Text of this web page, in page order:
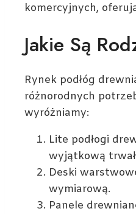
komercyjnych,
Jakie Są
Rynek podłóg
różnorodnych
wyróżniamy:
Lite podłogi
wyjątkową
Deski
wymiarową.
Panele